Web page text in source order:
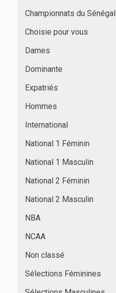
Championnats du Sénégal
Choisie pour vous
Dames
Dominante
Expatriés
Hommes
International
National 1 Féminin
National 1 Masculin
National 2 Féminin
National 2 Masculin
NBA
NCAA
Non classé
Sélections Féminines